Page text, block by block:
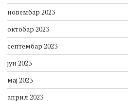
новембар 2023
октобар 2023
септембар 2023
јун 2023
мај 2023
април 2023